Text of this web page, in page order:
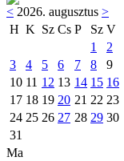
< 2026. augusztus >
H K Sz Cs P Sz V
1
2
3
4 5 6 7 8
9
10 11 12 13 14 15 16
17 18 19 20 21 22 23
24 25 26 27 28 29 30
31
Ma